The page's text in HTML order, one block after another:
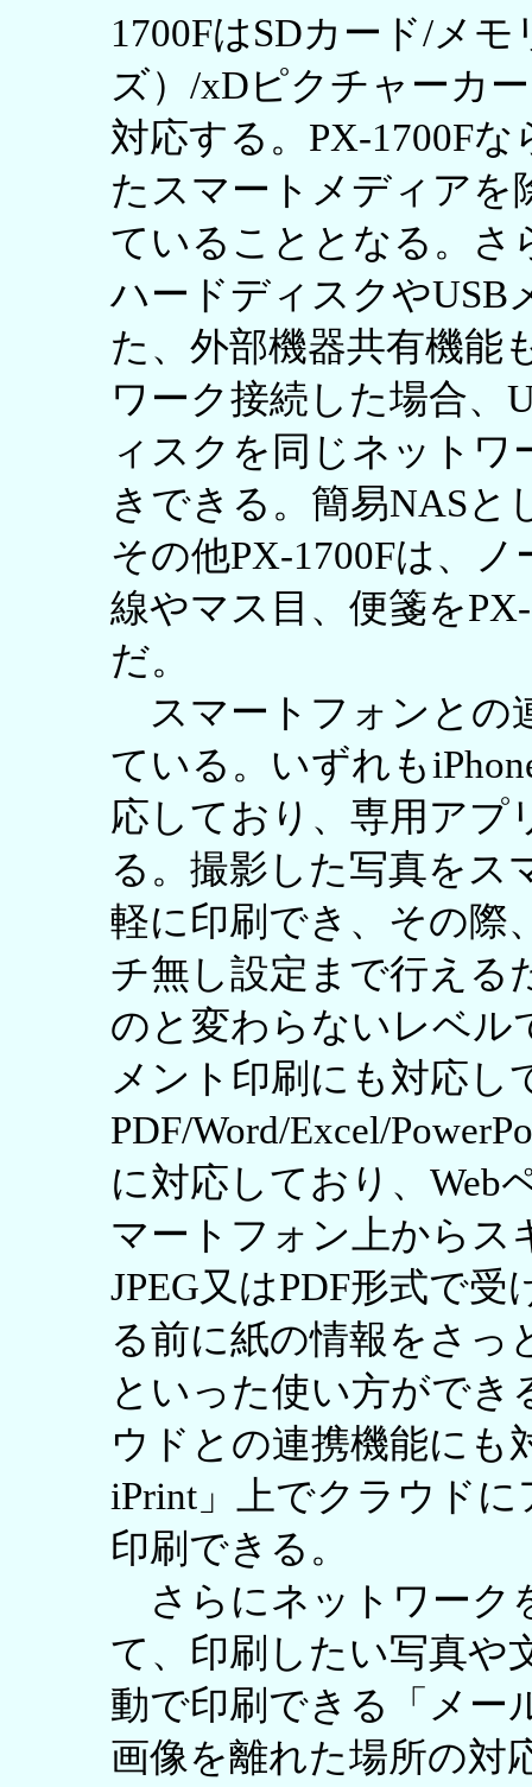
1700FはSDカード/メ
ズ）/xDピクチャーカ
対応する。PX-1700F
たスマートメディアを
ていることとなる。さ
ハードディスクやUSB
た、外部機器共有機能
ワーク接続した場合、
ィスクを同じネット
きできる。簡易NASと
その他PX-1700Fは、
線やマス目、便箋を
だ。
スマートフォンとの
ている。いずれも
応しており、専用アプ
る。撮影した写真をス
軽に印刷でき、その際
チ無し設定まで行える
のと変わらないレベル
メント印刷にも対応し
PDF/Word/Excel/
に対応しており、Web
マートフォン上からス
JPEG又はPDF形式で
る前に紙の情報をさっ
といった使い方がで
ウドとの連携機能にも
iPrint」上でクラウド
印刷できる。
さらにネットワーク
て、印刷したい写真や
動で印刷できる「メー
画像を離れた場所の対